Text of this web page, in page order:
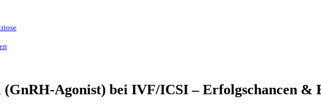
Agonist) bei IVF/ICSI – Erfolgschancen &